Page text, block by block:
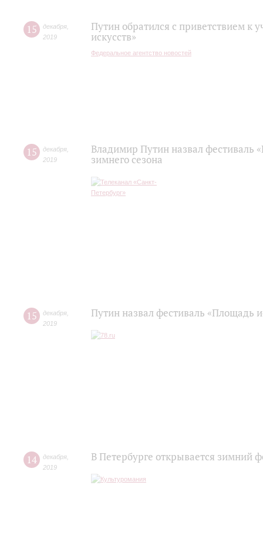
15 декабря
2019
Путин обратился с приветствием к
искусств»
Федеральное агентство новостей
15 декабря
2019
Владимир Путин назвал фестиваль
зимнего сезона
15 декабря
2019
Путин назвал фестиваль «Площадь
14 декабря
2019
В Петербурге открывается зимний